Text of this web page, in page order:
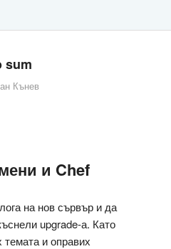
sum
Кънев
и Chef
на нов сървър и да
upgrade-а. Като
и оправих